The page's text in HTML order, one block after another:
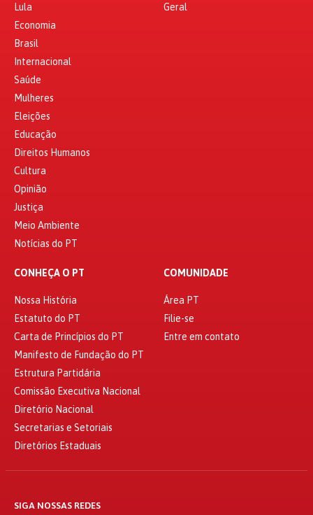
Lula
Economia
Brasil
Internacional
Saúde
Mulheres
Eleições
Educação
Direitos Humanos
Cultura
Opinião
Justiça
Meio Ambiente
Notícias do PT
Geral
CONHEÇA O PT
Nossa História
Estatuto do PT
Carta de Princípios do PT
Manifesto de Fundação do PT
Estrutura Partidária
Comissão Executiva Nacional
Diretório Nacional
Secretarias e Setoriais
Diretórios Estaduais
COMUNIDADE
Área PT
Filie-se
Entre em contato
SIGA NOSSAS REDES